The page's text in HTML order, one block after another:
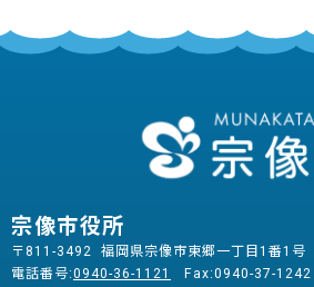
宗像市役所
〒811-3492 福岡県宗像市東郷一丁目1番1号
電話番号:0940-36-1121 Fax:0940-37-1242